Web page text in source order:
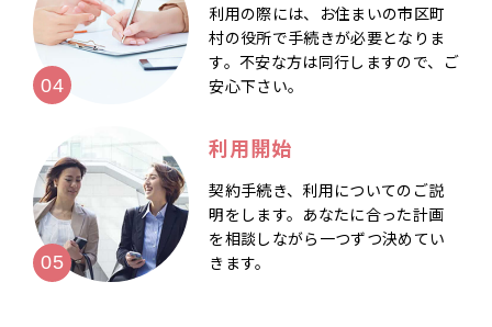
利用の際には、お住まいの市区町
村の役所で手続きが必要となりま
す。不安な方は同行しますので、ご
安心下さい。
利用開始
契約手続き、利用についてのご説
明をします。あなたに合った計画
を相談しながら一つずつ決めてい
きます。